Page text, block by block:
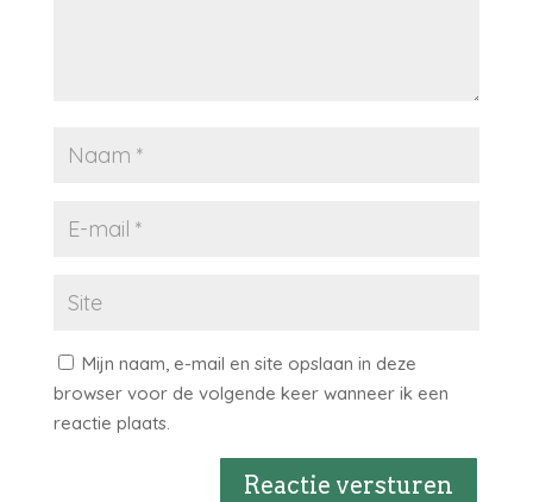
Mijn naam, e-mail en site opslaan in deze
browser voor de volgende keer wanneer ik een
reactie plaats.
Reactie versturen